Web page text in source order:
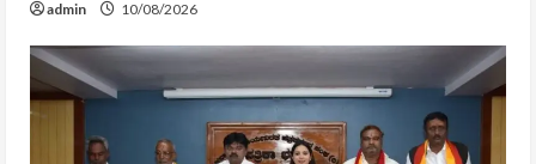
admin 10/08/2026